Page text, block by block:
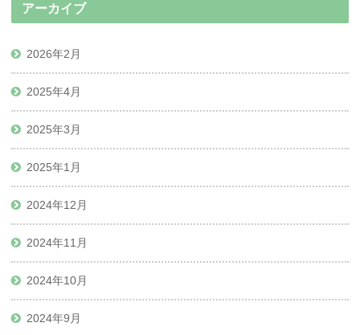
アーカイブ
2026年2月
2025年4月
2025年3月
2025年1月
2024年12月
2024年11月
2024年10月
2024年9月